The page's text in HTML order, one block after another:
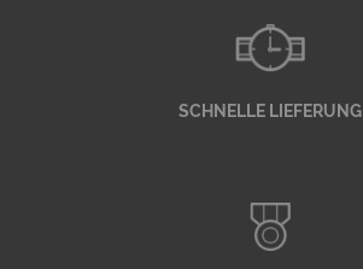
SCHNELLE LIEFERUNG